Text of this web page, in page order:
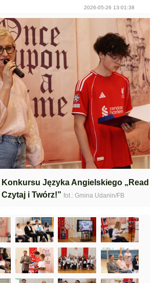
2026-05-26 13:01:38
Konkursu Języka Angielskiego „Read
i Twórz!” fot.: Gmina Udanin/FB